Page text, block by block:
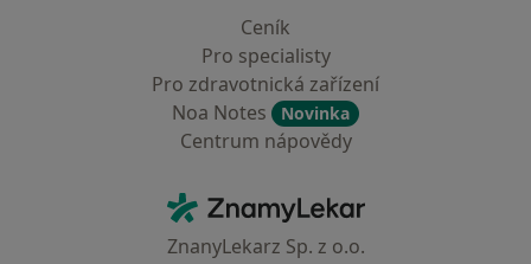
Ceník
Pro specialisty
Pro zdravotnická zařízení
Noa Notes
Novinka
Centrum nápovědy
ZnamyLekar - Hlavní stránka
ZnanyLekarz Sp. z o.o.